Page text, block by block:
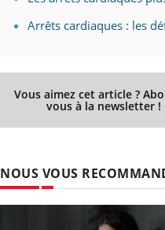
Arrêts cardiaques : les
Vous aimez cet article ?
vous à la newsletter !
NOUS VOUS